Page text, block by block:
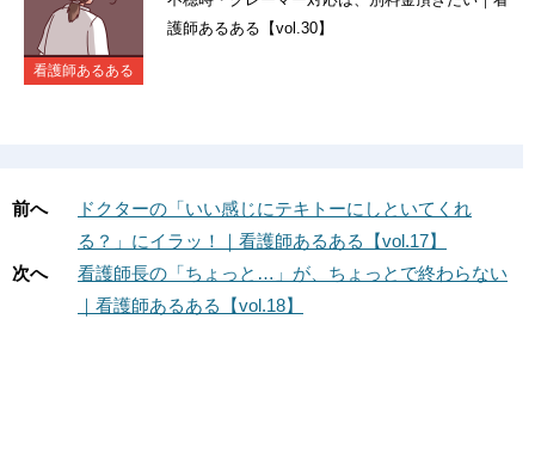
看護師あるある
護師あるある【vol.30】
前へ
ドクターの「いい感じにテキトーにしといてくれ
る？」にイラッ！｜看護師あるある【vol.17】
次へ
看護師長の「ちょっと…」が、ちょっとで終わらない
｜看護師あるある【vol.18】